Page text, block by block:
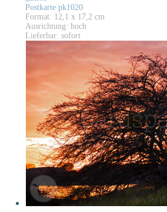
Postkarte pk1020
Format: 12,1 x 17,2 cm
Ausrichtung: hoch
Lieferbar: sofort